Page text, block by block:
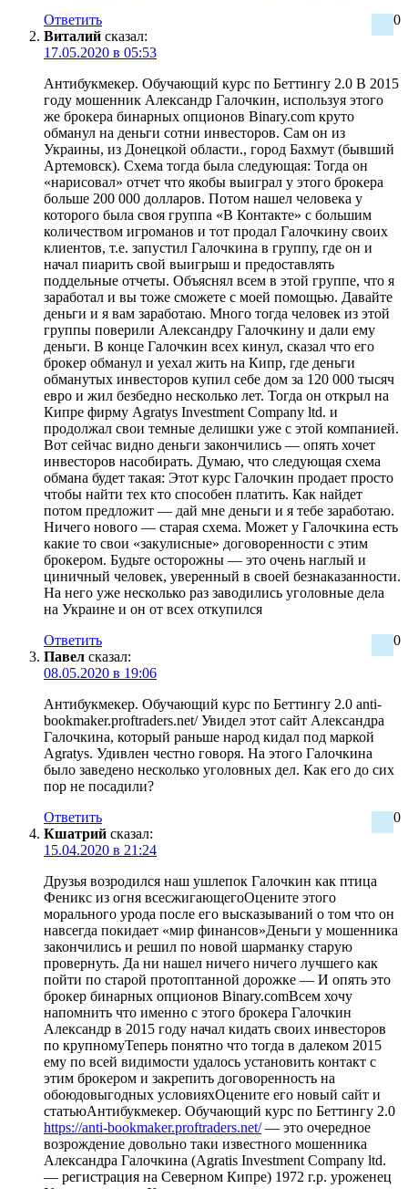
0
Ответить
Виталий сказал:
17.05.2020 в 05:53
Антибукмекер. Обучающий курс по Беттингу 2.0 В 2015
году мошенник Александр Галочкин, используя этого
же брокера бинарных опционов Binary.com круто
обманул на деньги сотни инвесторов. Сам он из
Украины, из Донецкой области., город Бахмут (бывший
Артемовск). Схема тогда была следующая: Тогда он
«нарисовал» отчет что якобы выиграл у этого брокера
больше 200 000 долларов. Потом нашел человека у
которого была своя группа «В Контакте» с большим
количеством игроманов и тот продал Галочкину своих
клиентов, т.е. запустил Галочкина в группу, где он и
начал пиарить свой выигрыш и предоставлять
поддельные отчеты. Объяснял всем в этой группе, что я
заработал и вы тоже сможете с моей помощью. Давайте
деньги и я вам заработаю. Много тогда человек из этой
группы поверили Александру Галочкину и дали ему
деньги. В конце Галочкин всех кинул, сказал что его
брокер обманул и уехал жить на Кипр, где деньги
обманутых инвесторов купил себе дом за 120 000 тысяч
евро и жил безбедно несколько лет. Тогда он открыл на
Кипре фирму Agratys Investment Company ltd. и
продолжал свои темные делишки уже с этой компанией.
Вот сейчас видно деньги закончились — опять хочет
инвесторов насобирать. Думаю, что следующая схема
обмана будет такая: Этот курс Галочкин продает просто
чтобы найти тех кто способен платить. Как найдет
потом предложит — дай мне деньги и я тебе заработаю.
Ничего нового — старая схема. Может у Галочкина есть
какие то свои «закулисные» договоренности с этим
брокером. Будьте осторожны — это очень наглый и
циничный человек, уверенный в своей безнаказанности.
На него уже несколько раз заводились уголовные дела
на Украине и он от всех откупился
0
Ответить
Павел сказал:
08.05.2020 в 19:06
Антибукмекер. Обучающий курс по Беттингу 2.0 anti-
bookmaker.proftraders.net/ Увидел этот сайт Александра
Галочкина, который раньше народ кидал под маркой
Agratys. Удивлен честно говоря. На этого Галочкина
было заведено несколько уголовных дел. Как его до сих
пор не посадили?
0
Ответить
Кшатрий сказал:
15.04.2020 в 21:24
Друзья возродился наш ушлепок Галочкин как птица
Феникс из огня всесжигающегоОцените этого
морального урода после его высказываний о том что он
навсегда покидает «мир финансов»Деньги у мошенника
закончились и решил по новой шарманку старую
провернуть. Да ни нашел ничего ничего лучшего как
пойти по старой протоптанной дорожке — И опять это
брокер бинарных опционов Binary.comВсем хочу
напомнить что именно с этого брокера Галочкин
Александр в 2015 году начал кидать своих инвесторов
по крупномуТеперь понятно что тогда в далеком 2015
ему по всей видимости удалось установить контакт с
этим брокером и закрепить договоренность на
обоюдовыгодных условияхОцените его новый сайт и
статьюАнтибукмекер. Обучающий курс по Беттингу 2.0
https://anti-bookmaker.proftraders.net/— это очередное
возрождение довольно таки известного мошенника
Александра Галочкина (Agratis Investment Company ltd.
— регистрация на Северном Кипре) 1972 г.р. уроженец